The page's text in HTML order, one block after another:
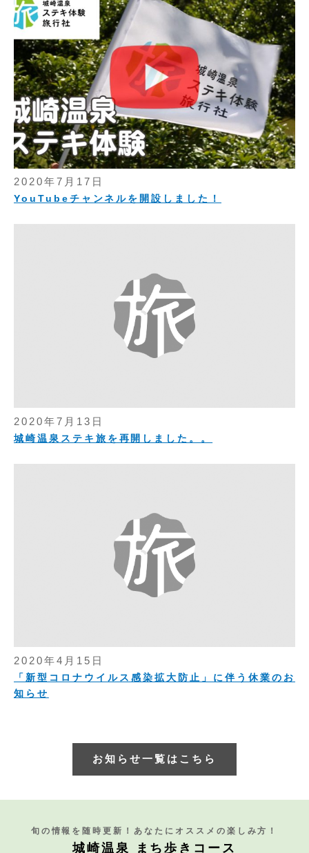
2020年7月17日
YouTubeチャンネルを開設しました！
2020年7月13日
城崎温泉ステキ旅を再開しました。。
2020年4月15日
「新型コロナウイルス感染拡大防止」に伴う休業のお
知らせ
お知らせ一覧はこちら
旬の情報を随時更新！あなたにオススメの楽しみ方！
城崎温泉 まち歩きコース